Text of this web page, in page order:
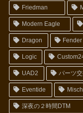
Friedman
Modern Eagle
Dragon Fender
Logic
UAD2 パーツ
Eventide
深夜の２時間DTM